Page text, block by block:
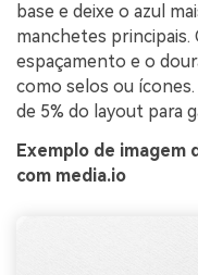
base e deixe o azul
manchetes
espaçamento e o
como selos ou
de 5% do layout para
Exemplo de
com media.io